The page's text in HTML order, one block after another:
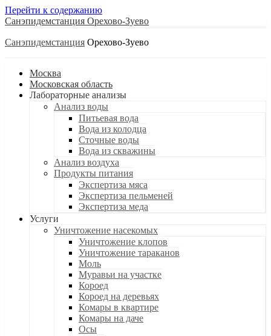
Перейти к содержанию
Санэпидемстанция
Санэпидемстанция
Москва
Московская область
Лабораторные анализы
Анализ воды
Питьевая вода
Вода из колодца
Сточные воды
Вода из скважины
Анализ воздуха
Продукты питания
Экспертиза мяса
Экспертиза пельменей
Экспертиза меда
Услуги
Уничтожение насекомых
Уничтожение клопов
Уничтожение тараканов
Моль
Муравьи на участке
Короед
Короед на деревьях
Комары в квартире
Комары на даче
Осы